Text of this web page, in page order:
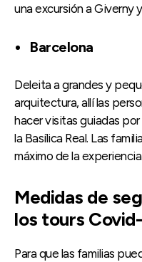
una excursión a Giverny
Barcelona
Deleita a grandes y
arquitectura, allí las
hacer visitas guiadas
la Basílica Real. Las
máximo de la
Medidas de
los tours
Para que las familias